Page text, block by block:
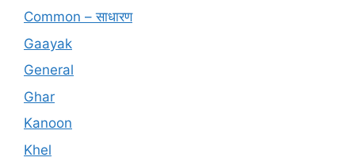
Common – साधारण
Gaayak
General
Ghar
Kanoon
Khel